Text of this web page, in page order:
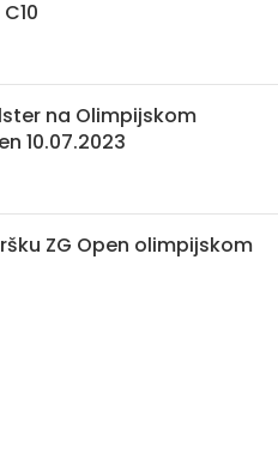
na Olimpijskom
10.07.2023
ZG Open olimpijskom